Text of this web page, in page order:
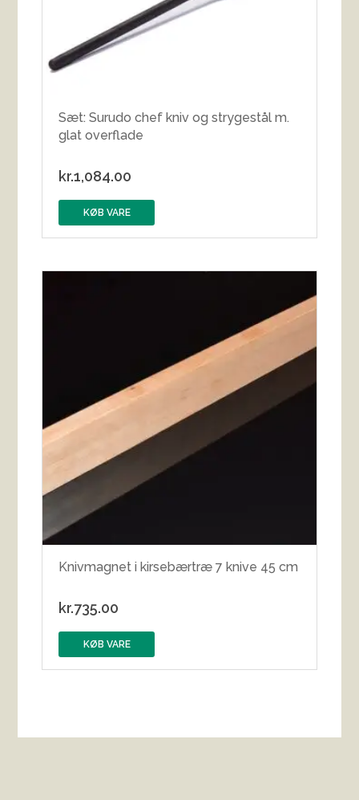
Sæt: Surudo chef kniv og strygestål m.
glat overflade
kr.1,084.00
KØB VARE
Knivmagnet i kirsebærtræ 7 knive 45 cm
kr.735.00
KØB VARE